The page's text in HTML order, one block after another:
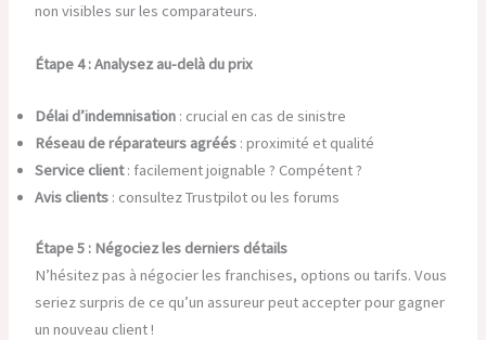
non visibles sur les comparateurs.
Étape 4 : Analysez au-delà du prix
Délai d’indemnisation: crucial en cas de sinistre
Réseau de réparateurs agréés: proximité et qualité
Service client: facilement joignable ? Compétent ?
Avis clients: consultez Trustpilot ou les forums
Étape 5 : Négociez les derniers détails
N’hésitez pas à négocier les franchises, options ou tarifs. Vous
seriez surpris de ce qu’un assureur peut accepter pour gagner
un nouveau client !